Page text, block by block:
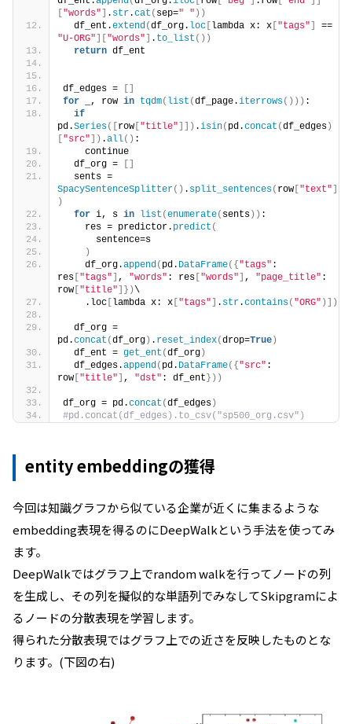
["words"] . str.cat ( sep=" " ))
  df_ent.
extend (df_org. loc [lambda x: x ["tags"]
"U-ORG"]["words"] . to_list ())
return df_ent
df_edges =
[]
for _, row in tqdm( list (df_page.iterrows())) :
if
pd.Series([row ["title"]]) .isin( pd.concat (df_edges)
["src"]) .all() :
    continue
  df_org =
[]
SpacySentenceSplitter() . split_sentences( row ["text"]
)
for i, s in list (enumerate( sents)) :
    res = predictor.
predict (
      sentence=s
)
    df_org.
append ( pd. DataFrame({"tags" :
res ["tags"] , "words" : res ["words"] , "page_title" :
row ["title"]})\
    .loc
[lambda x: x ["tags"] . str.contains( "ORG" )])
  df_org =
pd.concat (df_org) . reset_index(drop=True)
  df_ent =
get_ent (df_org)
  df_edges.
append ( pd. DataFrame({"src" :
row ["title"] , "dst" : df_ent}))
df_org = pd.concat (df_edges)
#pd.concat(df_edges).to_csv("sp500_org.csv")
entity embeddingの獲得
今回は知識グラフから似ている企業が近くに集まるような
embedding表現を得るのにDeepWalkという手法を使ってみ
ます。
DeepWalkではグラフ上でrandom walkを行ってノードの列
を生成し、その列を擬似的な単語列でみなしてSkipgramによ
るノードの分散表現を学習します。
得られた分散表現ではグラフ上での近さを反映したものとな
ります。(下図の右)